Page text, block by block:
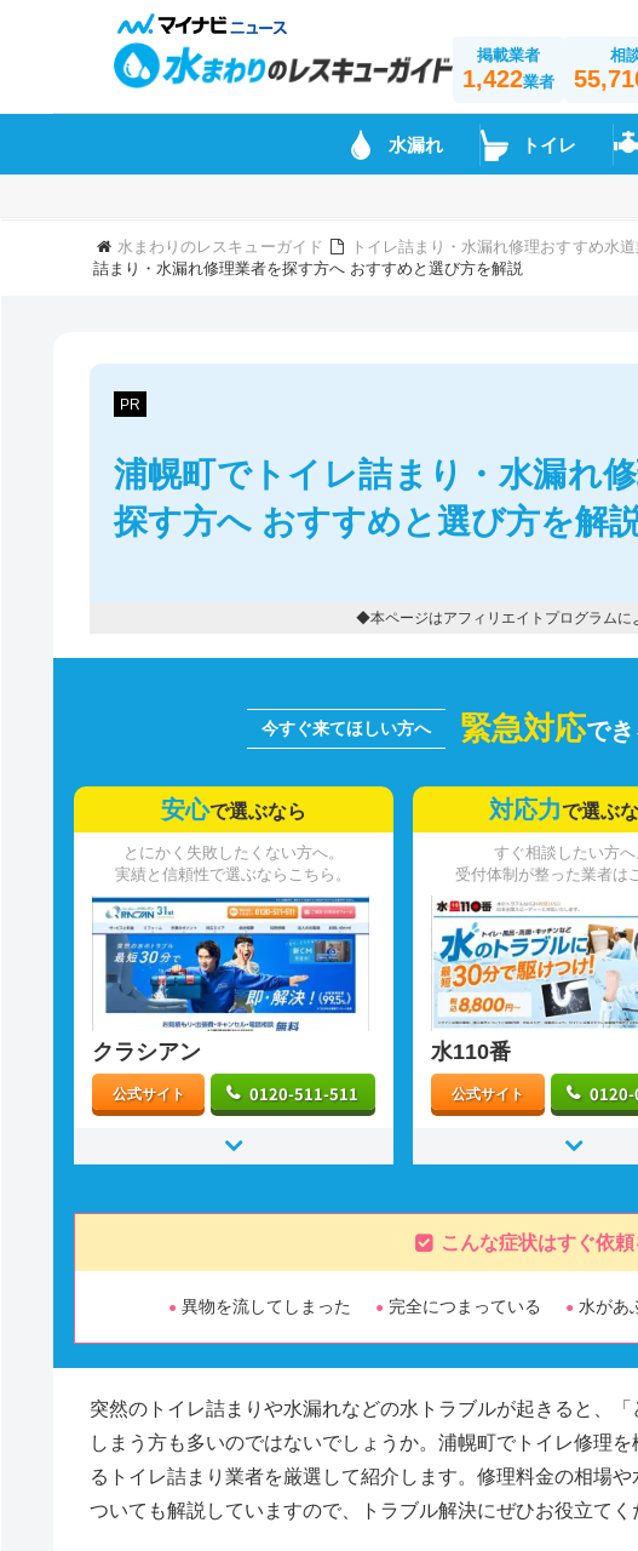
掲載業者
1,422業者
相
水漏れ トイレ
水まわりのレスキューガイド トイレ詰まり・水漏れ修理おすすめ水
詰まり・水漏れ修理業者を探す方へ おすすめと選び方を解説
PR
浦幌町でトイレ詰まり・水漏れ
探す方へ おすすめと選び方を解
◆本ページはアフィリエイトプログラムに
緊急対応で
安心で選ぶなら
とにかく失敗したくない方へ。
実績と信頼性で選ぶならこちら。
クラシアン
公式サイト 0120-511-511
対応力で選ぶ
すぐ相談したい方へ
受付体制が整った業者は
水110番
公式サイト
こんな症状はすぐ依
異物を流してしまった 完全につまっている 水があ
突然のトイレ詰まりや水漏れなどの水トラブルが起きると、
しまう方も多いのではないでしょうか。浦幌町でトイレ修理
るトイレ詰まり業者を厳選して紹介します。修理料金の相場
ついても解説していますので、トラブル解決にぜひお役立てく